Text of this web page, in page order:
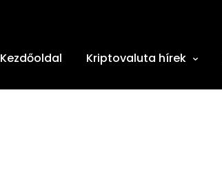
Kezdőoldal Kriptovaluta hírek